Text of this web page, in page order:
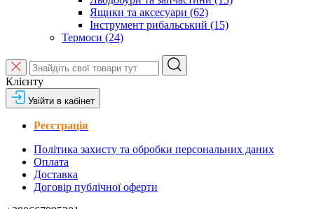
Ящики та аксесуари (62)
Інструмент рибальський (15)
Термоси (24)
Клієнту
Увійти в кабінет
Реєстрація
Політика захисту та обробки персональних даних
Оплата
Доставка
Договір публічної оферти